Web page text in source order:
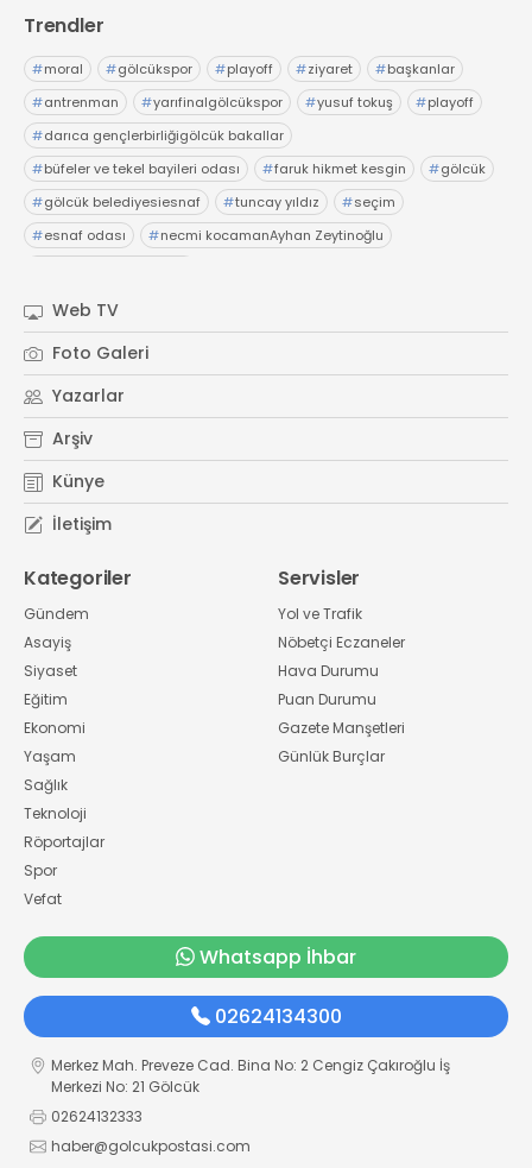
Trendler
#moral #gölcükspor #playoff #ziyaret #başkanlar
#antrenman #yarıfinalgölcükspor #yusuf tokuş #playoff
#darıca gençlerbirliğigölcük bakallar
#büfeler ve tekel bayileri odası #faruk hikmet kesgin #gölcük
#gölcük belediyesiesnaf #tuncay yıldız #seçim
#esnaf odası #necmi kocamanAyhan Zeytinoğlu
Web TV
Foto Galeri
Yazarlar
Arşiv
Künye
İletişim
Kategoriler
Gündem
Asayiş
Siyaset
Eğitim
Ekonomi
Yaşam
Sağlık
Teknoloji
Röportajlar
Spor
Vefat
Servisler
Yol ve Trafik
Nöbetçi Eczaneler
Hava Durumu
Puan Durumu
Gazete Manşetleri
Günlük Burçlar
Whatsapp İhbar
02624134300
Merkez Mah. Preveze Cad. Bina No: 2 Cengiz Çakıroğlu İş
Merkezi No: 21 Gölcük
02624132333
haber@golcukpostasi.com